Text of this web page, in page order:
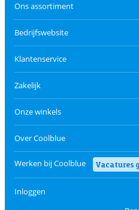
Ons assortiment
Bedrijfswebsite
Klantenservice
Zakelijk
Onze winkels
Over Coolblue
Werken bij Coolblue Vacatures
Inloggen